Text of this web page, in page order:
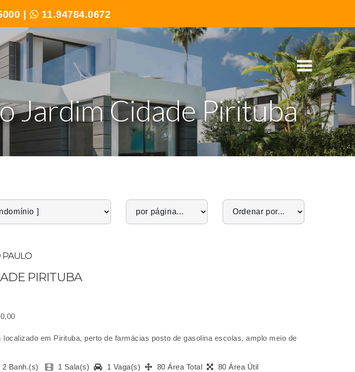
11.94784.0672
Jardim Cidade Pirituba
PAULO
PIRITUBA
localizado em Pirituba, perto de farmácias posto de gasolina escolas, amplo meio de
2 Banh.(s) 1 Sala(s) 1 Vaga(s) 80 Área Total 80 Área Útil